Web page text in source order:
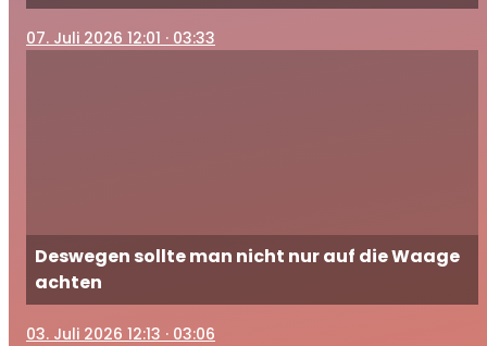
07. Juli 2026 12:01 · 03:33
Deswegen sollte man nicht nur auf die Waage
achten
03. Juli 2026 12:13 · 03:06